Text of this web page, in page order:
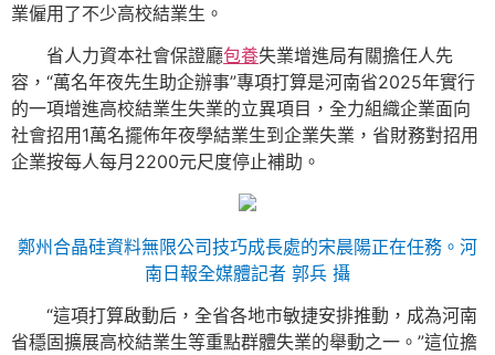
業僱用了不少高校結業生。
省人力資本社會保證廳包養失業增進局有關擔任人先
容，“萬名年夜先生助企辦事”專項打算是河南省2025年實行
的一項增進高校結業生失業的立異項目，全力組織企業面向
社會招用1萬名擺佈年夜學結業生到企業失業，省財務對招用
企業按每人每月2200元尺度停止補助。
鄭州合晶硅資料無限公司技巧成長處的宋晨陽正在任務。河
南日報全媒體記者 郭兵 攝
“這項打算啟動后，全省各地市敏捷安排推動，成為河南
省穩固擴展高校結業生等重點群體失業的舉動之一。”這位擔